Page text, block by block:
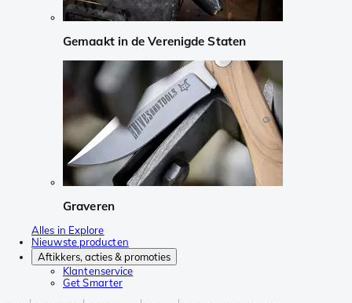
Gemaakt in de Verenigde Staten
Graveren
Alles in Explore
Nieuwste producten
Aftikkers, acties & promoties
Klantenservice
Get Smarter